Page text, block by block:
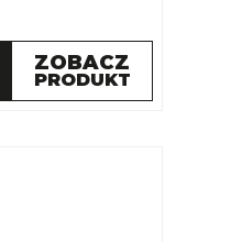
ZOBACZ
PRODUKT